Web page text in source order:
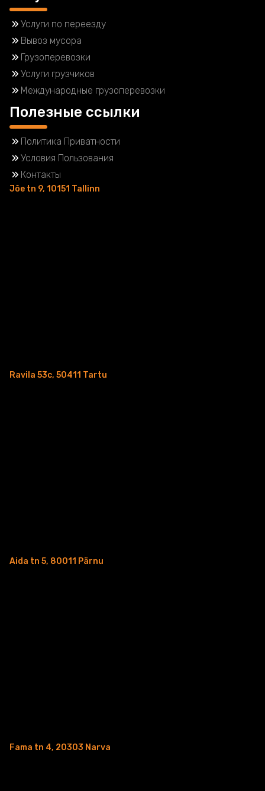
Услуги по переезду
Вывоз мусора
Грузоперевозки
Услуги грузчиков
Международные грузоперевозки
Полезные ссылки
Политика Приватности
Условия Пользования
Контакты
Jõe tn 9, 10151 Tallinn
Ravila 53c, 50411 Tartu
Aida tn 5, 80011 Pärnu
Fama tn 4, 20303 Narva